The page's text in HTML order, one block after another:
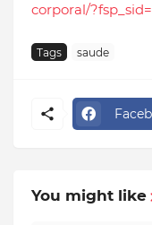
corporal/
Tags saude
You might like